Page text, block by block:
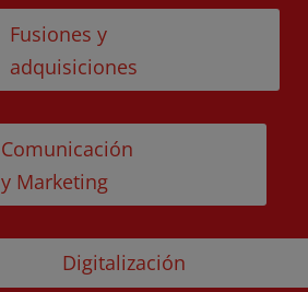
Fusiones y
adquisiciones
Comunicación
y Marketing
Digitalización